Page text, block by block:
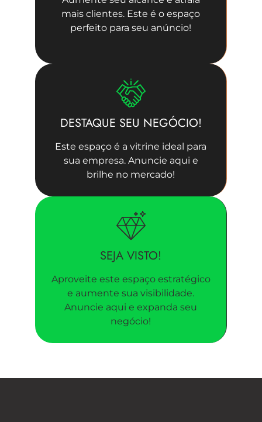
mais clientes. Este é o espaço
perfeito para seu anúncio!
DESTAQUE SEU NEGÓCIO!
Este espaço é a vitrine ideal para
sua empresa. Anuncie aqui e
brilhe no mercado!
SEJA VISTO!
Aproveite este espaço estratégico
e aumente sua visibilidade.
Anuncie aqui e expanda seu
negócio!